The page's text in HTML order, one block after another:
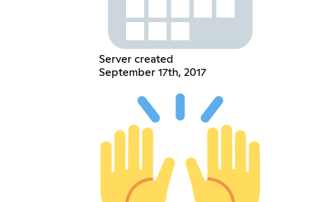
Server created
September 17th, 2017